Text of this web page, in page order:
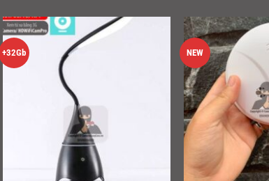
+32Gb NEW